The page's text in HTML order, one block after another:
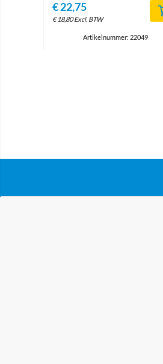
€22,75
€18,80 Excl. BTW
Artikelnummer: 22049